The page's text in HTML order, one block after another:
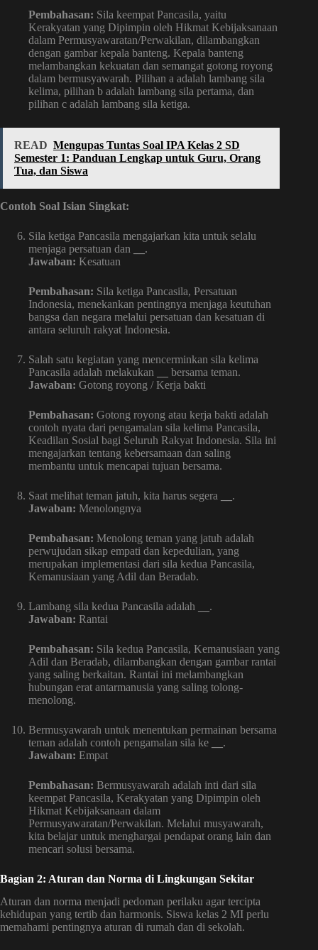
Pembahasan: Sila keempat Pancasila, yaitu
Kerakyatan yang Dipimpin oleh Hikmat Kebijaksanaan
dalam Permusyawaratan/Perwakilan, dilambangkan
dengan gambar kepala banteng. Kepala banteng
melambangkan kekuatan dan semangat gotong royong
dalam bermusyawarah. Pilihan a adalah lambang sila
kelima, pilihan b adalah lambang sila pertama, dan
pilihan c adalah lambang sila ketiga.
READ Mengupas Tuntas Soal IPA Kelas 2 SD
Semester 1: Panduan Lengkap untuk Guru, Orang
Tua, dan Siswa
Contoh Soal Isian Singkat:
Sila ketiga Pancasila mengajarkan kita untuk selalu
menjaga persatuan dan
.
Jawaban: Kesatuan
Pembahasan: Sila ketiga Pancasila, Persatuan
Indonesia, menekankan pentingnya menjaga keutuhan
bangsa dan negara melalui persatuan dan kesatuan di
antara seluruh rakyat Indonesia.
Salah satu kegiatan yang mencerminkan sila kelima
Pancasila adalah melakukan
bersama teman.
Jawaban: Gotong royong / Kerja bakti
Pembahasan: Gotong royong atau kerja bakti adalah
contoh nyata dari pengamalan sila kelima Pancasila,
Keadilan Sosial bagi Seluruh Rakyat Indonesia. Sila ini
mengajarkan tentang kebersamaan dan saling
membantu untuk mencapai tujuan bersama.
Saat melihat teman jatuh, kita harus segera
.
Jawaban: Menolongnya
Pembahasan: Menolong teman yang jatuh adalah
perwujudan sikap empati dan kepedulian, yang
merupakan implementasi dari sila kedua Pancasila,
Kemanusiaan yang Adil dan Beradab.
Lambang sila kedua Pancasila adalah
.
Jawaban: Rantai
Pembahasan: Sila kedua Pancasila, Kemanusiaan yang
Adil dan Beradab, dilambangkan dengan gambar rantai
yang saling berkaitan. Rantai ini melambangkan
hubungan erat antarmanusia yang saling tolong-
menolong.
Bermusyawarah untuk menentukan permainan bersama
teman adalah contoh pengamalan sila ke
.
Jawaban: Empat
Pembahasan: Bermusyawarah adalah inti dari sila
keempat Pancasila, Kerakyatan yang Dipimpin oleh
Hikmat Kebijaksanaan dalam
Permusyawaratan/Perwakilan. Melalui musyawarah,
kita belajar untuk menghargai pendapat orang lain dan
mencari solusi bersama.
Bagian 2: Aturan dan Norma di Lingkungan Sekitar
Aturan dan norma menjadi pedoman perilaku agar tercipta
kehidupan yang tertib dan harmonis. Siswa kelas 2 MI perlu
memahami pentingnya aturan di rumah dan di sekolah.